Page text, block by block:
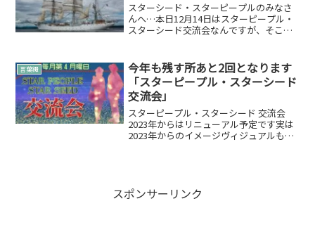
スターシード・スターピープルのみなさ
んへ…本日12月14日はスターピープル・
スターシード交流会なんですが、そこ
はいえ、いつものようにまとまってはな
かなかいないのですが…...
言葉綴
今年も残す所あと2回となります
「スターピープル・スターシード
交流会」
スターピープル・スターシード 交流会
2023年からはリニューアル予定です実は
2023年からのイメージヴィジュアルもす
スポンサーリンク